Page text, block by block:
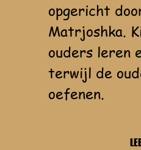
opgericht
Matrjoshka.
ouders leren
terwijl de
oefenen.